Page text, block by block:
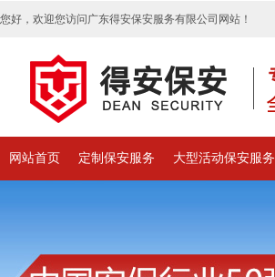
您好，欢迎您访问广东得安保安服务有限公司网站！
网站首页 定制保安服务 大型活动保安服务